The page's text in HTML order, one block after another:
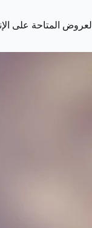
المتاحة على